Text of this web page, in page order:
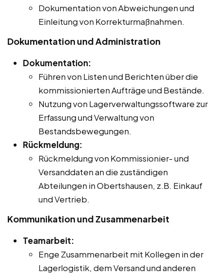
Dokumentation von Abweichungen und
Einleitung von Korrekturmaßnahmen.
Dokumentation und Administration
Dokumentation:
Führen von Listen und Berichten über die
kommissionierten Aufträge und Bestände.
Nutzung von Lagerverwaltungssoftware zur
Erfassung und Verwaltung von
Bestandsbewegungen.
Rückmeldung:
Rückmeldung von Kommissionier- und
Versanddaten an die zuständigen
Abteilungen in Obertshausen, z.B. Einkauf
und Vertrieb.
Kommunikation und Zusammenarbeit
Teamarbeit:
Enge Zusammenarbeit mit Kollegen in der
Lagerlogistik, dem Versand und anderen